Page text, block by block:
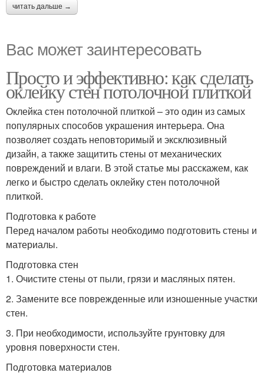
читать дальше →
Вас может заинтересовать
Просто и эффективно: как сделать
оклейку стен потолочной плиткой
Оклейка стен потолочной плиткой – это один из самых
популярных способов украшения интерьера. Она
позволяет создать неповторимый и эксклюзивный
дизайн, а также защитить стены от механических
повреждений и влаги. В этой статье мы расскажем, как
легко и быстро сделать оклейку стен потолочной
плиткой.
Подготовка к работе
Перед началом работы необходимо подготовить стены и
материалы.
Подготовка стен
1. Очистите стены от пыли, грязи и масляных пятен.
2. Замените все поврежденные или изношенные участки
стен.
3. При необходимости, используйте грунтовку для
уровня поверхности стен.
Подготовка материалов